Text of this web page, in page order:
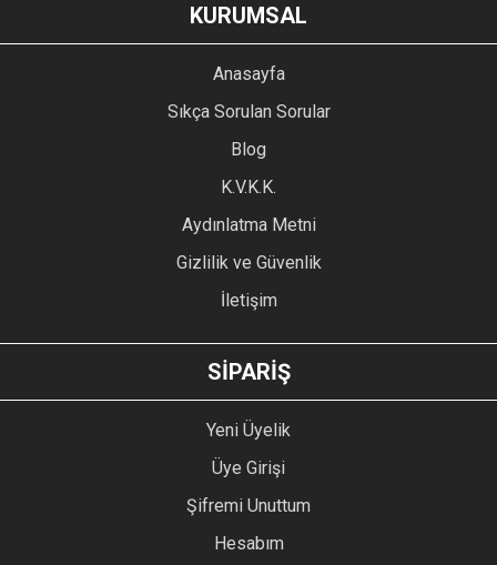
YORUM YAZ
kullanarak tarafımıza iletebilirsiniz.
Ürün resmi kalitesiz, bozuk veya görüntülenemiyor.
Ürün açıklamasında eksik bilgiler bulunuyor.
Ürün bilgilerinde hatalar bulunuyor.
Ürün fiyatı diğer sitelerden daha pahalı.
GÖNDER
KURUMSAL
Anasayfa
Sıkça Sorulan Sorular
Blog
K.V.K.K.
Aydınlatma Metni
Gizlilik ve Güvenlik
İletişim
SİPARİŞ
Yeni Üyelik
Üye Girişi
Şifremi Unuttum
Hesabım